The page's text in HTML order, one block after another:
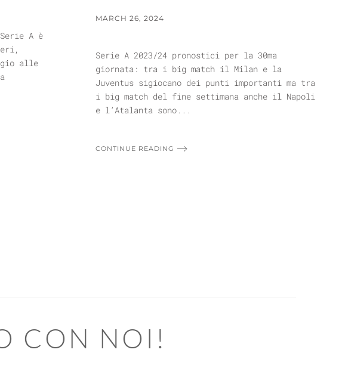
A è
alle
MARCH 26, 2024
Serie A 2023/24 pronostici per la 30ma
giornata: tra i big match il Milan e la
Juventus sigiocano dei punti importanti ma tra
i big match del fine settimana anche il Napoli
e l’Atalanta sono...
CONTINUE READING
CON NOI!